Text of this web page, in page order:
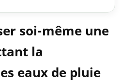
soi-même une
la
eaux de pluie